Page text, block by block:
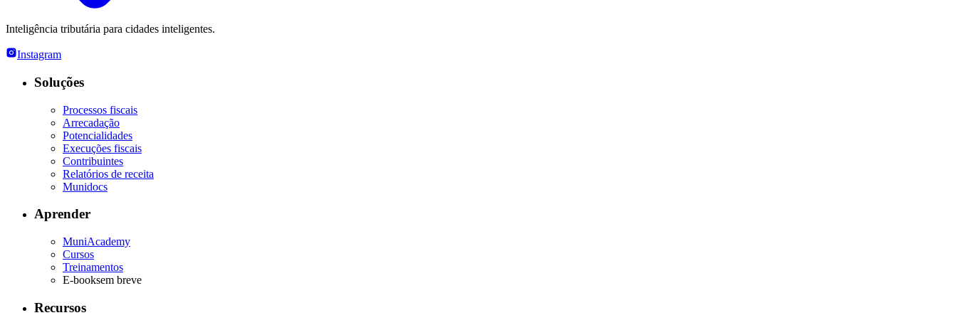
Inteligência tributária para cidades inteligentes.
Instagram
Soluções
Processos fiscais
Arrecadação
Potencialidades
Execuções fiscais
Contribuintes
Relatórios de receita
Munidocs
Aprender
MuniAcademy
Cursos
Treinamentos
E-booksem breve
Recursos